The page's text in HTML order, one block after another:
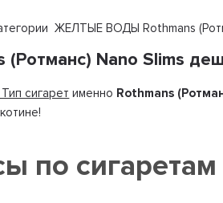
ЖЕЛТЫЕ ВОДЫ Rothmans
Nano Slims
сигарет именно Rothmans
по